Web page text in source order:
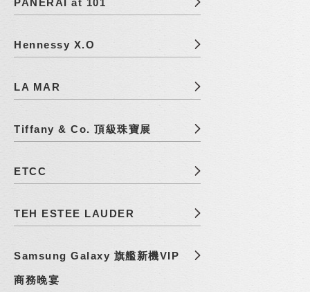
PANERAI at 101
Hennessy X.O
LA MAR
Tiffany & Co. 頂級珠寶展
ETCC
TEH ESTEE LAUDER
Samsung Galaxy 旗艦新機VIP
商務晚宴